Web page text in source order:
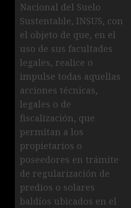
Nacional del Suelo
Sustentable, INSUS, con
el objeto de que, en el
uso de sus facultades
legales, realice o
impulse todas aquellas
acciones técnicas,
legales o de
fiscalización, que
permitan a los
propietarios o
poseedores en trámite
de regularización de
predios o solares
baldíos ubicados en el